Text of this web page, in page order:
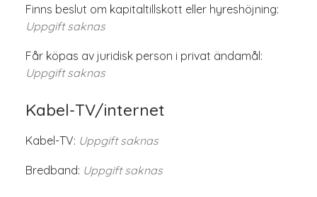
Finns beslut om kapitaltillskott eller hyreshöjning:
Uppgift saknas
Får köpas av juridisk person i privat ändamål:
Uppgift saknas
Kabel-TV/internet
Kabel-TV: Uppgift saknas
Bredband: Uppgift saknas